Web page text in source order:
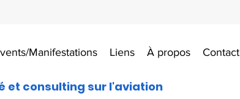
Manifestations Liens À propos Contact
et consulting sur l'aviation